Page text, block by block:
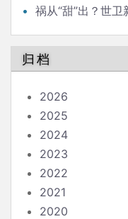
祸从“甜”出？世
归档
2026
2025
2024
2023
2022
2021
2020